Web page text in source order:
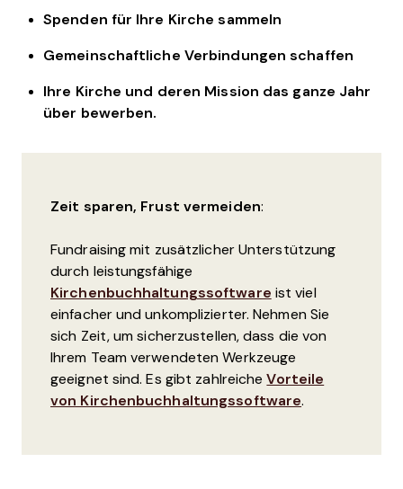
Spenden für Ihre Kirche sammeln
Gemeinschaftliche Verbindungen schaffen
Ihre Kirche und deren Mission das ganze Jahr
über bewerben.
Zeit sparen, Frust vermeiden:
Fundraising mit zusätzlicher Unterstützung
durch leistungsfähige
Kirchenbuchhaltungssoftware ist viel
einfacher und unkomplizierter. Nehmen Sie
sich Zeit, um sicherzustellen, dass die von
Ihrem Team verwendeten Werkzeuge
geeignet sind. Es gibt zahlreicheVorteile
von Kirchenbuchhaltungssoftware.